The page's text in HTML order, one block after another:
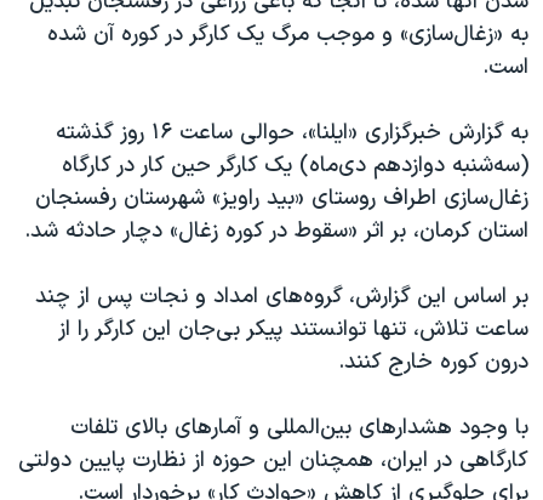
قانون شفافیت دارائی کادر رهبری ایران
اعتراضات مردمی آبان ۹۸
اسرائیل در جنگ
نرگس محمدی برنده جایزه نوبل صلح
همایش محافظه‌کاران آمریکا «سی‌پک»
سفر پرزیدنت ترامپ به چین
به «زغال‌سازی» و موجب مرگ یک کارگر در کوره آن شده
است.
به گزارش خبرگزاری «ایلنا»، حوالی ساعت ۱۶ روز گذشته
(سه‌شنبه دوازدهم دی‌ماه) یک کارگر حین کار در کارگاه
زغال‌سازی اطراف روستای «بید راویز» شهرستان رفسنجان
استان کرمان، بر اثر «سقوط در کوره زغال» دچار حادثه شد.
بر اساس این گزارش، گروه‌های امداد و نجات پس از چند
ساعت تلاش، تنها توانستند پیکر بی‌جان این کارگر را از
درون کوره خارج کنند.
با وجود هشدارهای بین‌المللی و آمارهای بالای تلفات
کارگاهی در ایران، همچنان این حوزه از نظارت پایین دولتی